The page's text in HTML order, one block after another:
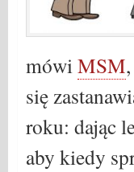
mówi MSM
się
roku: dając
aby kiedy